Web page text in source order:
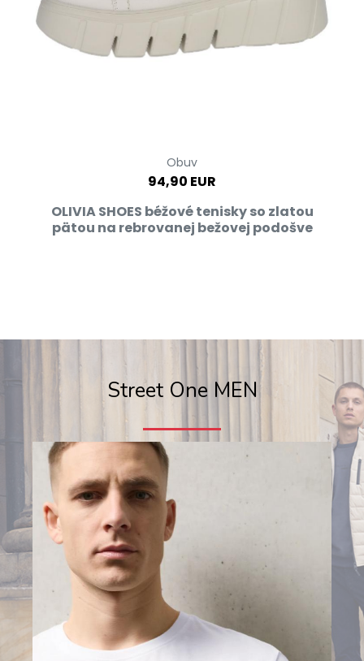
Obuv
94,90 EUR
OLIVIA SHOES béžové tenisky so zlatou
pätou na rebrovanej bežovej podošve
Street One MEN